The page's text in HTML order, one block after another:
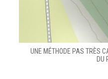
UNE MÉTHODE PAS TRÈS
DU